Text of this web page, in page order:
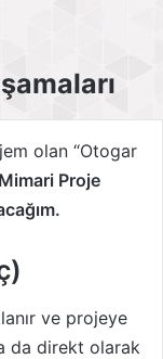
olan “Otogar
Mimari Proje
ve projeye
da direkt olarak